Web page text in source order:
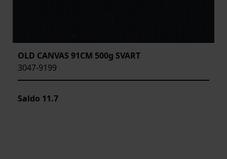
OLD CANVAS 91CM 500g SVART
3047-9199
Saldo 11.7